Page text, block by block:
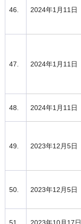
46. 2024年1月11日
47. 2024年1月11日
48. 2024年1月11日
49. 2023年12月5日
50. 2023年12月5日